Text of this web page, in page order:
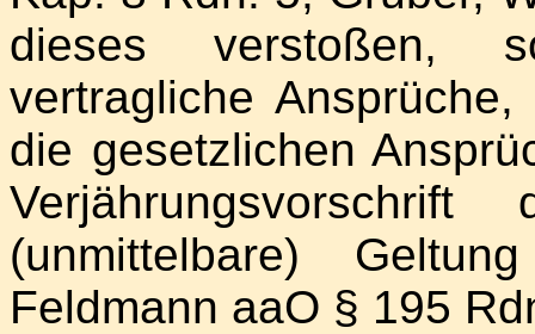
dieses verstoßen,
vertragliche
die gesetzlichen
(unmittelbare)
Feldmann aaO § 195